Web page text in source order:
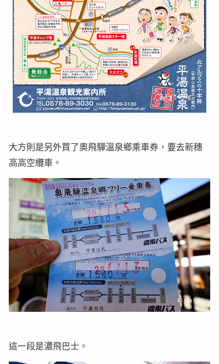
大方則是另外買了奧飛驒溫泉鄉乘車券，要去新穗
高高空纜車。
這一段是濃飛巴士。